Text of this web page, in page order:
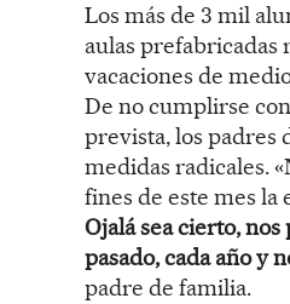
Los más de 3 mil
aulas prefabricadas
vacaciones de
De no cumplirse
prevista, los padres
medidas radicales.
fines de este mes la
Ojalá sea cierto, nos
pasado, cada año y
padre de familia.